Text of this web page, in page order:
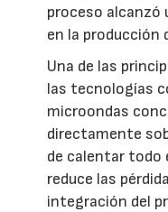
proceso alcanzó
en la producción
Una de las
las tecnologías
microondas
directamente
de calentar todo
reduce las
integración del